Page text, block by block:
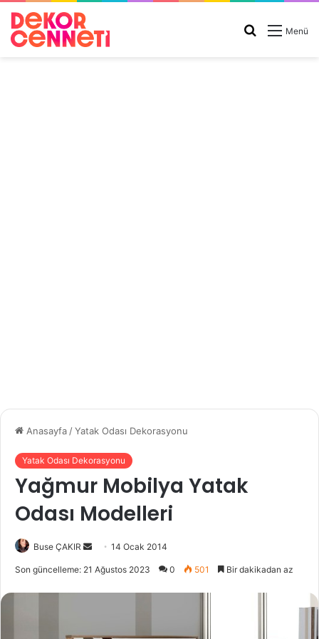
Menü
Arama
Anasayfa /Yatak Odası Dekorasyonu
Yatak Odası Dekorasyonu
Yağmur Mobilya Yatak
Odası Modelleri
Buse ÇAKIR 14 Ocak 2014
Son güncelleme: 21 Ağustos 2023 0 501 Bir dakikadan az